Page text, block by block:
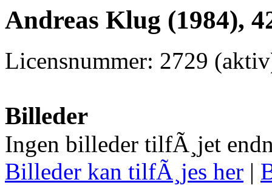
Andreas Klug (1984),
Licensnummer: 2729
Billeder
Ingen billeder tilfÃ¸jet
Billeder kan tilfÃ¸jes her |